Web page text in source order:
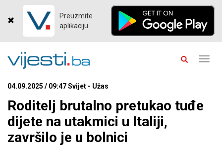
Preuzmite
aplikaciju
04.09.2025 / 09:47 Svijet - Užas
Roditelj brutalno pretukao tuđe
dijete na utakmici u Italiji,
završilo je u bolnici